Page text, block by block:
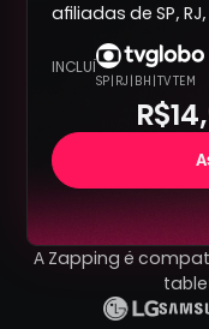
afiliadas de SP,
INCLUÍ
SP | RJ | BH | TV TEM
A Zapping é